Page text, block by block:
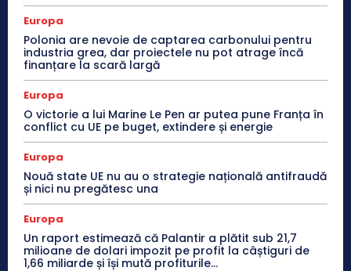
Europa
Polonia are nevoie de captarea carbonului pentru
industria grea, dar proiectele nu pot atrage încă
finanțare la scară largă
Europa
O victorie a lui Marine Le Pen ar putea pune Franța în
conflict cu UE pe buget, extindere și energie
Europa
Nouă state UE nu au o strategie națională antifraudă
și nici nu pregătesc una
Europa
Un raport estimează că Palantir a plătit sub 21,7
milioane de dolari impozit pe profit la câștiguri de
1,66 miliarde și își mută profiturile...